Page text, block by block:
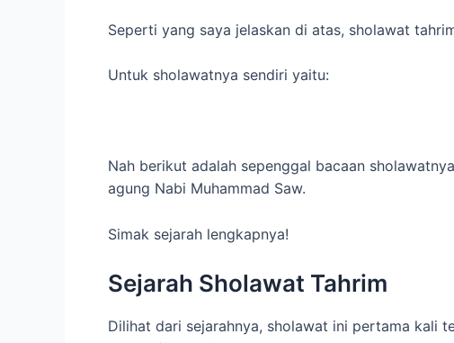
Seperti yang saya jelaskan di atas, sholawat
Untuk sholawatnya sendiri yaitu:
Nah berikut adalah sepenggal bacaan
agung Nabi Muhammad Saw.
Simak sejarah lengkapnya!
Sejarah Sholawat Tahrim
Dilihat dari sejarahnya, sholawat ini pertama kali